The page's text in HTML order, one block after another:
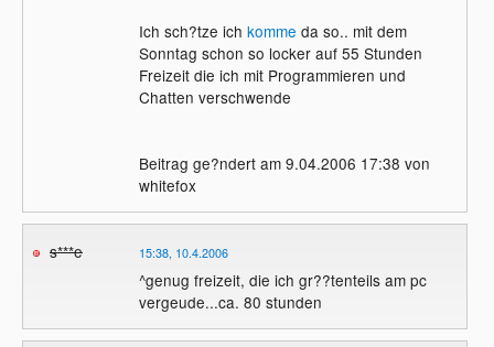
Ich sch?tze ich komme da so.. mit dem
Sonntag schon so locker auf 55 Stunden
Freizeit die ich mit Programmieren und
Chatten verschwende
Beitrag ge?ndert am 9.04.2006 17:38 von
whitefox
s***e 15:38, 10.4.2006
^genug freizeit, die ich gr??tenteils am pc
vergeude...ca. 80 stunden